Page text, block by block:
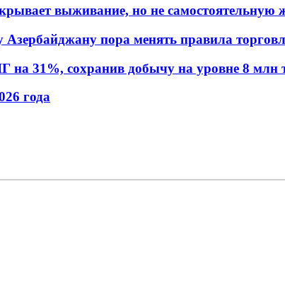
выживание, но не самостоятельную
пора менять правила
на 31%, сохранив добычу на уровне 8 млн
года